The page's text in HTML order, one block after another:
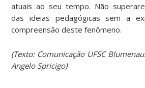
atuais ao seu tempo. Não
das ideias pedagógicas sem a
compreensão deste fenômeno.
(Texto: Comunicação UFSC
Angelo Spricigo)